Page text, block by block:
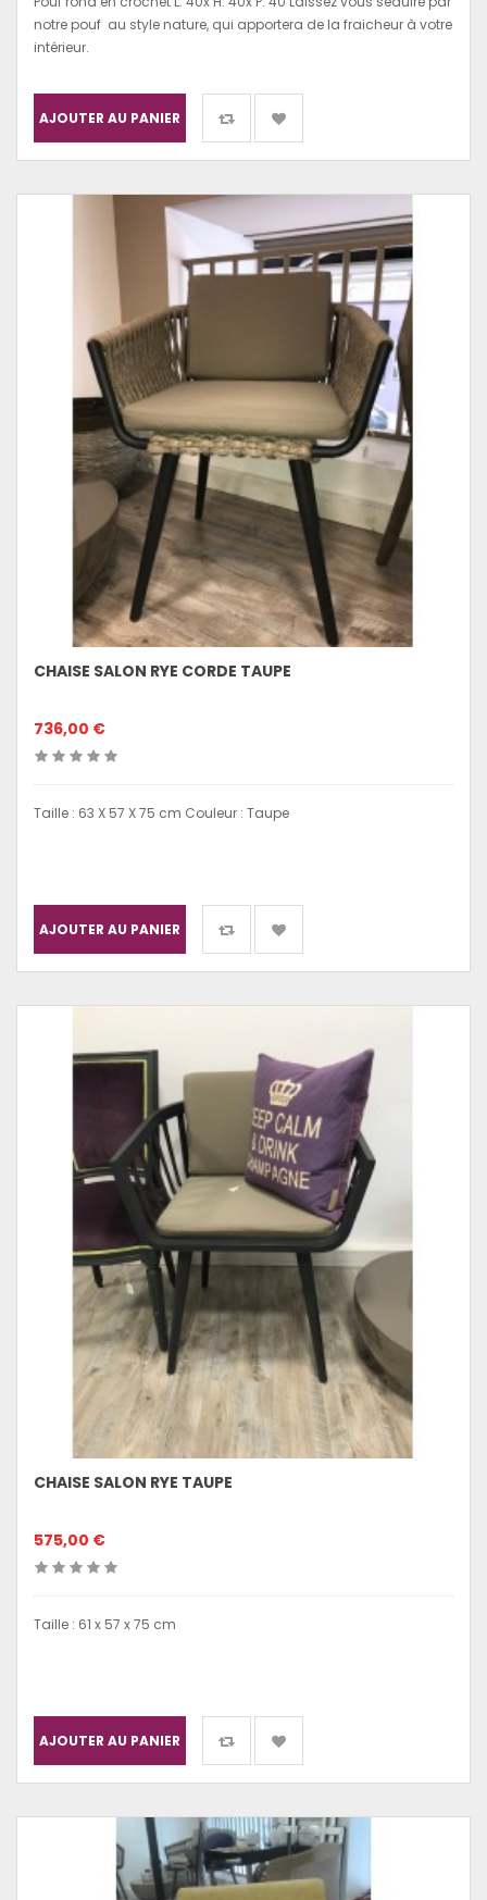
notre pouf au style nature, qui apportera de la fraicheur à votre
intérieur.
AJOUTER AU PANIER
CHAISE SALON RYE CORDE TAUPE
736,00 €
Taille : 63 X 57 X 75 cm Couleur : Taupe
AJOUTER AU PANIER
CHAISE SALON RYE TAUPE
575,00 €
Taille : 61 x 57 x 75 cm
AJOUTER AU PANIER